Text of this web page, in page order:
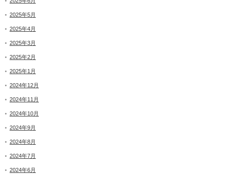
2025年5月
2025年4月
2025年3月
2025年2月
2025年1月
2024年12月
2024年11月
2024年10月
2024年9月
2024年8月
2024年7月
2024年6月